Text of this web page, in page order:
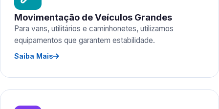
Movimentação de Veículos Grandes
Para vans, utilitários e caminhonetes, utilizamos
equipamentos que garantem estabilidade.
Saiba Mais